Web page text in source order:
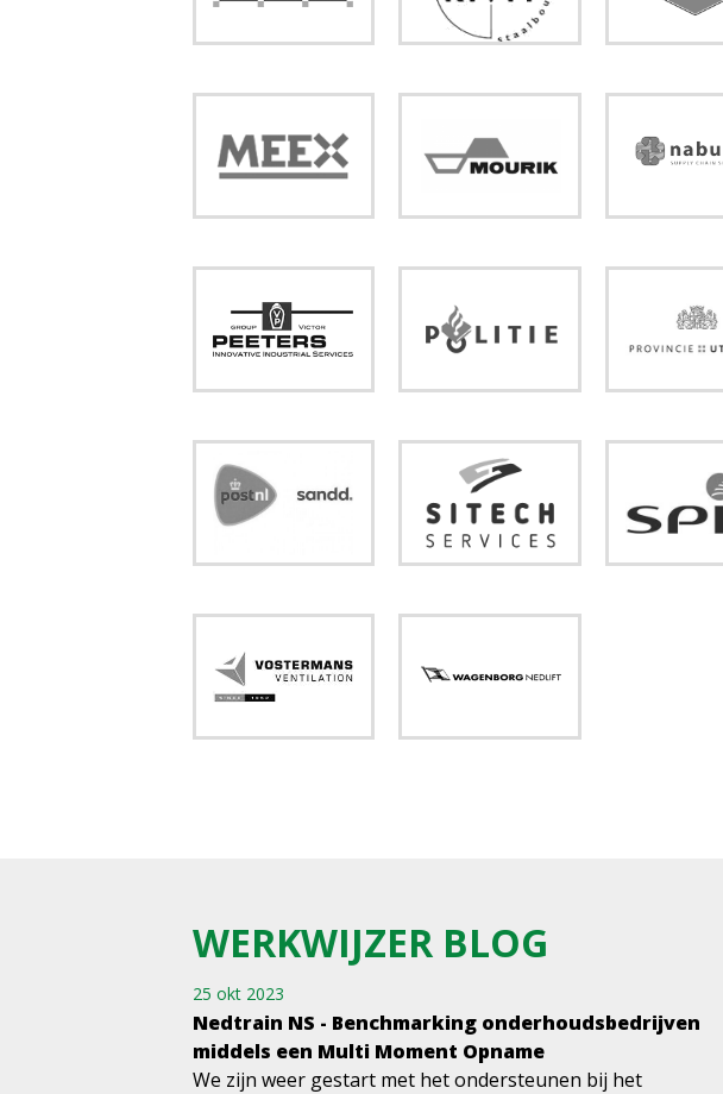
WERKWIJZER BLOG
25 okt 2023
Nedtrain NS - Benchmarking onderhoudsbedrijven
middels een Multi Moment Opname
We zijn weer gestart met het ondersteunen bij het